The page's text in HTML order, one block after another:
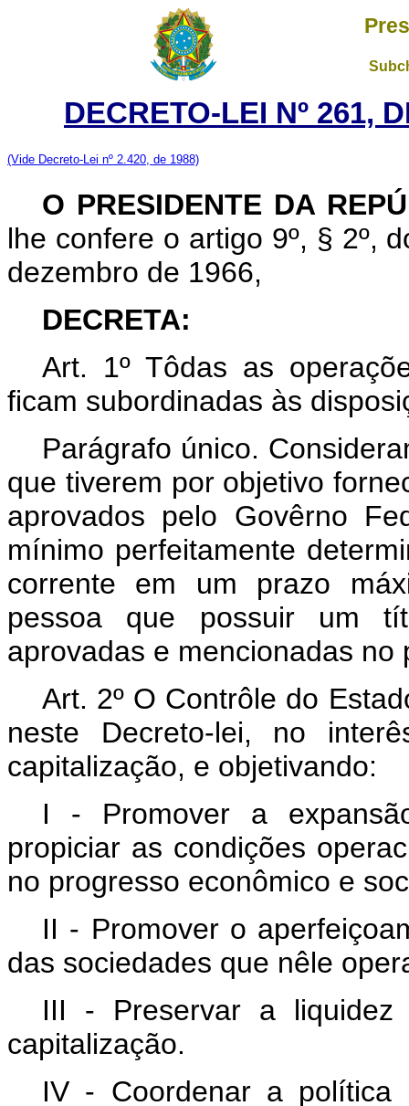
DECRETO-LEI Nº 261,
(Vide Decreto-Lei nº 2.420, de 1988)
O PRESIDENTE DA
lhe confere o artigo 9º, § 2º,
dezembro de 1966,
DECRETA:
Art. 1º Tôdas as
ficam subordinadas às
Parágrafo único.
que tiverem por objetivo
aprovados pelo Govêrno
mínimo perfeitamente
corrente em um prazo
pessoa que possuir um
aprovadas e mencionadas no
Art. 2º O Contrôle do
neste Decreto-lei, no
capitalização, e objetivando:
I - Promover a
propiciar as condições
no progresso econômico e
II - Promover o
das sociedades que nêle
III - Preservar a
capitalização.
IV - Coordenar a política